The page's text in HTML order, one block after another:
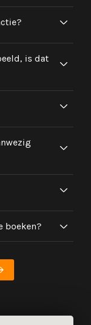
is dat
boeken?